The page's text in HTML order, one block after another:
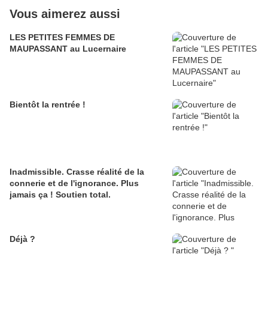
Vous aimerez aussi
LES PETITES FEMMES DE
MAUPASSANT au Lucernaire
Bientôt la rentrée !
Inadmissible. Crasse réalité de la
connerie et de l'ignorance. Plus
jamais ça ! Soutien total.
Déjà ?